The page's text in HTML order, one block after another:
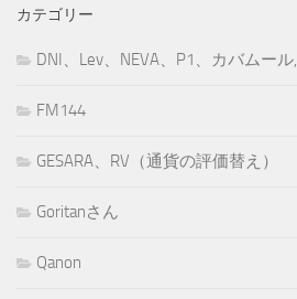
カテゴリー
DNI、Lev、NEVA、P1、カバムール,
FM144
GESARA、RV（通貨の評価替え）
Goritanさん
Qanon